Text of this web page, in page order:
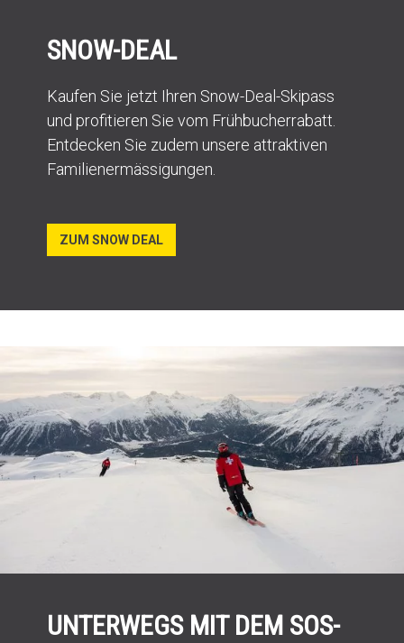
SNOW-DEAL
Kaufen Sie jetzt Ihren Snow-Deal-Skipass
und profitieren Sie vom Frühbucherrabatt.
Entdecken Sie zudem unsere attraktiven
Familienermässigungen.
ZUM SNOW DEAL
UNTERWEGS MIT DEM SOS-